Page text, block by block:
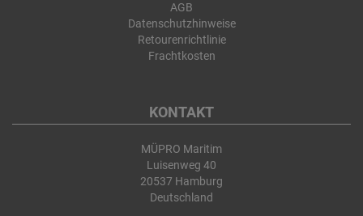
AGB
Datenschutzhinweise
Retourenrichtlinie
Frachtkosten
KONTAKT
MÜPRO Maritim
Luisenweg 40
20537 Hamburg
Deutschland